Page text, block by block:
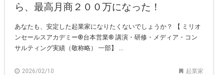
ら、最高月商２００万になった！
あなたも、安定した起業家になりたくないでしょうか？ 【 ミリオ
ンセールスアカデミー®︎台本営業®︎ 講演・研修・メディア・コン
サルティング実績（敬称略） 一部】 ...
2026/02/10 起業家